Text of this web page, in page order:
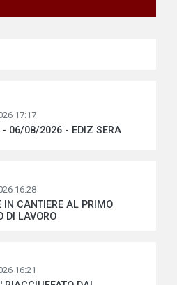
17:17
- 06/08/2026 - EDIZ SERA
16:28
IN CANTIERE AL PRIMO
DI LAVORO
16:21